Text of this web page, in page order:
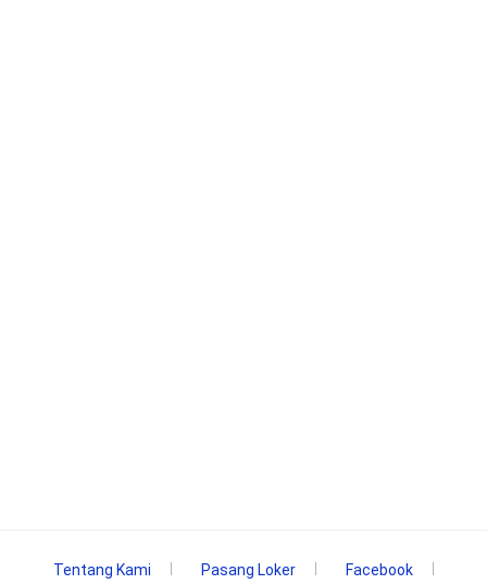
Tentang Kami Pasang Loker Facebook